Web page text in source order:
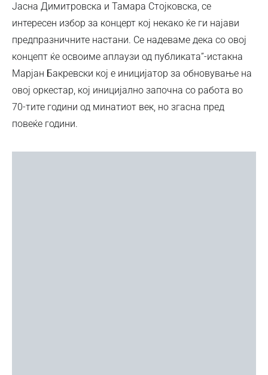
Јасна Димитровска и Тамара Стојковска, се
интересен избор за концерт кој некако ќе ги најави
предпразничните настани. Се надеваме дека со овој
концепт ќе освоиме аплаузи од публиката”-истакна
Марјан Бакревски кој е иницијатор за обновување на
овој оркестар, кој иницијално започна со работа во
70-тите години од минатиот век, но згасна пред
повеќе години.